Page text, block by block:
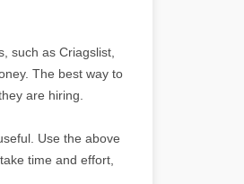
such as Criagslist,
The best way to
are hiring.
Use the above
time and effort,